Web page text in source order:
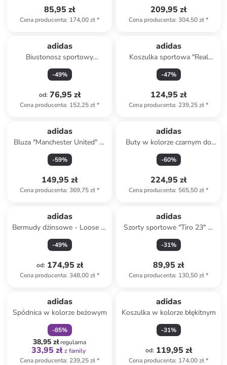
85,95 zł
Cena producenta: 174,00 zł*
209,95 zł
Cena producenta: 304,50 zł*
adidas
Biustonosz sportowy
"Aeroreact 3-Stripes" w
kolorze czarnym
-49%
od: 76,95 zł
Cena producenta: 152,25 zł*
adidas
Koszulka sportowa "Real
Madrid 24/25" w kolorze
błękitnym
-47%
124,95 zł
Cena producenta: 239,25 zł*
adidas
Bluza "Manchester United" w
kolorze granatowym
-59%
149,95 zł
Cena producenta: 369,75 zł*
adidas
Buty w kolorze czarnym do
joggingu
-60%
224,95 zł
Cena producenta: 565,50 zł*
adidas
Bermudy dżinsowe - Loose fit
- w kolorze szarym
-49%
od: 174,95 zł
Cena producenta: 348,00 zł*
adidas
Szorty sportowe "Tiro 23" w
kolorze czarnym
-31%
89,95 zł
Cena producenta: 130,50 zł*
adidas
Spódnica w kolorze beżowym
-85%
38,95 złregularna
33,95 zł z family
Cena producenta: 239,25 zł*
adidas
Koszulka w kolorze błękitnym
-31%
od: 119,95 zł
Cena producenta: 174,00 zł*